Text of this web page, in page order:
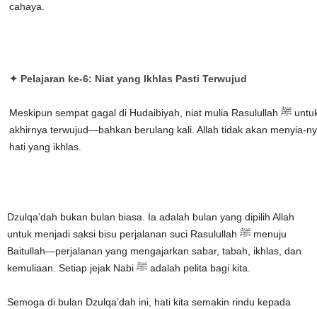
cahaya.
✦ Pelajaran ke-6: Niat yang Ikhlas Pasti Terwujud
Meskipun sempat gagal di Hudaibiyah, niat mulia Rasulullah ﷺ untuk berziarah ke Baitullah
akhirnya terwujud—bahkan berulang kali. Allah tidak akan menyia-
hati yang ikhlas.
Dzulqa’dah bukan bulan biasa. Ia adalah bulan yang dipilih Allah
untuk menjadi saksi bisu perjalanan suci Rasulullah ﷺ menuju
Baitullah—perjalanan yang mengajarkan sabar, tabah, ikhlas, dan
kemuliaan. Setiap jejak Nabi ﷺ adalah pelita bagi kita.
Semoga di bulan Dzulqa’dah ini, hati kita semakin rindu kepada